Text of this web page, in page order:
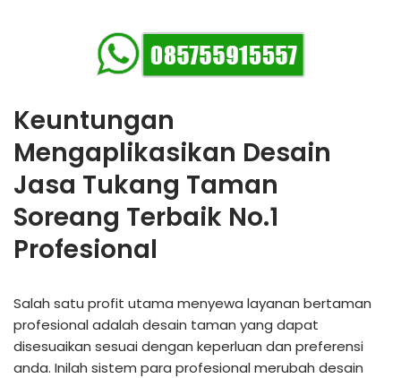
Keuntungan
Mengaplikasikan Desain
Jasa Tukang Taman
Soreang Terbaik No.1
Profesional
Salah satu profit utama menyewa layanan bertaman
profesional adalah desain taman yang dapat
disesuaikan sesuai dengan keperluan dan preferensi
anda. Inilah sistem para profesional merubah desain